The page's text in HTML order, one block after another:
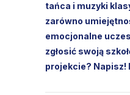
tańca i muzyki
zarówno
emocjonalne
zgłosić swoją
projekcie?